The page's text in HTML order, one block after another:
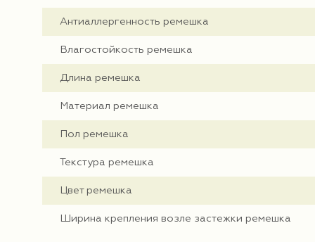
Антиаллергенность ремешка
Влагостойкость ремешка
Длина ремешка
Материал ремешка
Пол ремешка
Текстура ремешка
Цвет ремешка
Ширина крепления возле застежки ремешка